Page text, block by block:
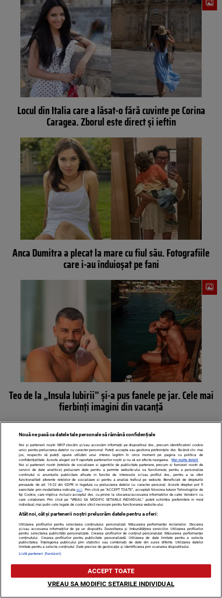
Locul din Italia care a lăsat-o fără cuvinte pe Corina
Caragea. Zborul este direct și ieftin
Anca Dumitra a plecat la mare cu fiul său. Fotografiile
care i-au înduioșat pe fani
Teo de la „Insula Iubirii” și-a pus fanele pe jar. Cele mai
fierbinți imagini din vacanță
Codruța Filip și-a surprins fanii cu imagini din cea mai
recentă vacanță. Cu cine a plecat artista în Africa
Nouă ne pasă ca datele tale personale să rămână confidențiale
Noi și partenerii noștri 1017stocăm și/sau accesăm informații pe dispozitivul dvs., precum identificatorii cookie
unici pentru prelucrarea datelor cu caracter personal. Puteți accepta sau gestiona preferințele dvs. făcând clic mai
jos, respectiv vă puteți opune utilizării unui interes legitim în orice moment pe pagina cu politica de
confidențialitate. Aceste alegeri vor fi raportate partenerilor noștri și nu vă vor afecta navigarea.
Mai multe detalii
Noi si partenerii nostri (retelele de socializare si agentiile de publicitate partenere, precum si furnizorii nostri de
servicii de date analitice) prelucram date pentru a permite website-ului sa functioneze, pentru a personaliza
continutul si anunturile publicitare afisate in functie de interesele si/sau profilul dvs., pentru a va oferi
functionalitati aferente retelelor de socializare si pentru a analiza traficul pe website. Beneficiati de drepturile
prevazute de art. 15-22 din GDPR in legatura cu prelucrarea datelor cu caracter personal. Aceste drepturi pot fi
exercitate prin modalitatea indicataaici . Prin click pe “ACCEPT TOATE”, acceptati folosirea tuturor Tehnologiilor de
tip Cookie, care implica inclusiv acceptul dvs. cu privire la stocarea/accesarea informatiilor de catre Vendor-ii cu
care colaboram. Prin click pe “VREAU SA MODIFIC SETARILE INDIVIDUAL” puteti schimba preferintele in mod
individual, mai putin cele legate de cookie strict necesare pentru functionarea website-ului.
Atât noi, cât și partenerii noștri prelucrăm datele pentru a oferi:
Utilizarea profilurilor pentru selectarea conținutului personalizat. Măsurarea performanței reclamelor. Stocarea
și/sau accesarea informațiilor de pe un dispozitiv. Dezvoltarea și îmbunătățirea serviciilor. Utilizarea profilurilor
pentru selectarea publicității personalizate. Crearea profilurilor de conținut personalizat. Măsurarea performanței
conținutului. Crearea profilurilor pentru publicitate personalizată. Utilizarea de date limitate pentru a selecta
publicitatea. Înțelegerea publicului prin statistici sau combinații de date din surse diferite. Utilizarea datelor
limitate pentru a selecta conținutul. Date precise de geolocație și identificarea prin scanarea dispozitivului.
Listă parteneri (furnizori)
ACCEPT TOATE
VREAU SA MODIFIC SETARILE INDIVIDUAL